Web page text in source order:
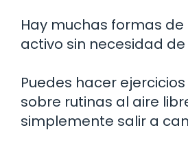
Hay muchas formas
activo sin necesidad
Puedes hacer
sobre rutinas al aire
simplemente salir a